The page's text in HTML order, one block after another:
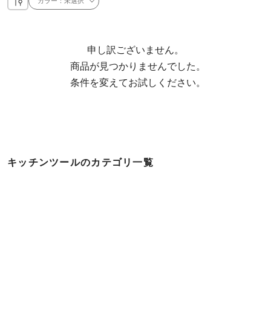
申し訳ございません。
  条件を変えてお試しください。
キッチンツールのカテゴリ一覧